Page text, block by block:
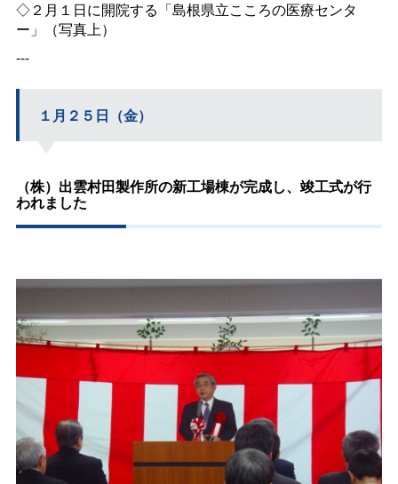
◇２月１日に開院する「島根県立こころの医療センタ
ー」（写真上）
---
１月２５日（金）
（株）出雲村田製作所の新工場棟が完成し、竣工式が行
われました